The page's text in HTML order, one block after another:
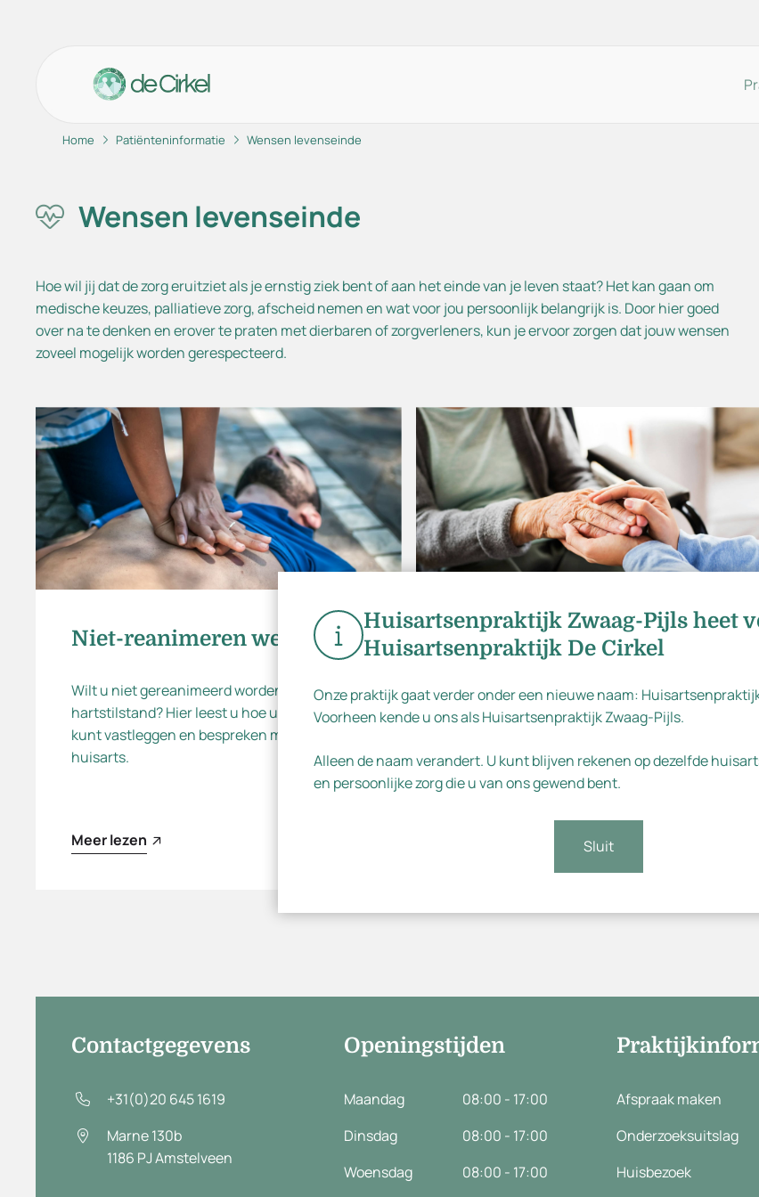
Ga naar de hoofdinhoud
Ga naar de footer
Ga naar de toegankelijkheidsinstellingen
Urinecontrole
Behandelmogelijkheden
Inschrijven
Nieuws
Opname
Home Patiënteninformatie Wensen levenseinde
Wensen levenseinde
Hoe wil jij dat de zorg eruitziet als je ernstig ziek bent of aan het einde van je leven staat? Het kan gaan om
medische keuzes, palliatieve zorg, afscheid nemen en wat voor jou persoonlijk belangrijk is. Door hier goed
over na te denken en erover te praten met dierbaren of zorgverleners, kun je ervoor zorgen dat jouw wensen
zoveel mogelijk worden gerespecteerd.
Niet-reanimeren wens
Wilt u niet gereanimeerd worden bij een
hartstilstand? Hier leest u hoe u deze wens
kunt vastleggen en bespreken met uw
huisarts.
Meer lezen
Wensen voor het
levenseinde
Als het leven ten einde loopt kan het
jou belangrijk is en welke keuzes je (nog) wil
maken.
Contactgegevens
+31(0)20 645 1619
Marne 130b
1186 PJAmstelveen
Openingstijden
Maandag
08:00 - 17:00
Dinsdag
08:00 - 17:00
Woensdag
08:00 - 17:00
Afspraak maken
Onderzoeksuitslag
Huisbezoek
Dutch
English
Huisartsenpraktijk Zwaag-Pijls heet
Huisartsenpraktijk De Cirkel
Onze praktijk gaat verder onder een nieuwe naam:
Voorheen kende u ons als Huisartsenpraktijk Zwaag-Pijls.
Alleen de naam verandert. U kunt blijven rekenen op dezelfde
en persoonlijke zorg die u van ons gewend bent.
Sluit